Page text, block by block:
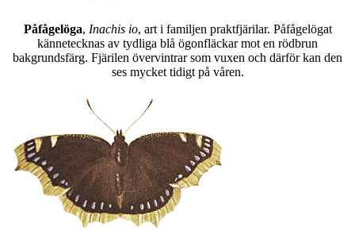
Påfågelöga, Inachis io, art i familjen praktfjärilar. Påfågelögat
kännetecknas av tydliga blå ögonfläckar mot en rödbrun
bakgrundsfärg. Fjärilen övervintrar som vuxen och därför kan den
ses mycket tidigt på våren.